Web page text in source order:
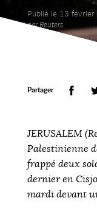
Publié le 13
par Reuters.
Partager
JERUSALEM
Palestinienne
frappé deux
dernier en
mardi devant